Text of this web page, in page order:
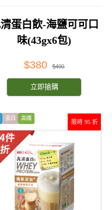
蛋白飲-海鹽可可口
味(43gx6包)
$380 $400
立即搶購
限時 95 折
蛋白 高纖